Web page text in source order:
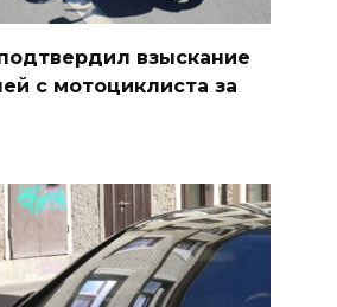
взыскание
с мотоциклиста за